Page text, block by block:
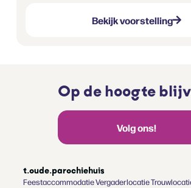
Bekijk voorstelling
Op de hoogte
Volg ons!
t.oude.parochiehuis
FeestaccommodatieVergaderlocatie